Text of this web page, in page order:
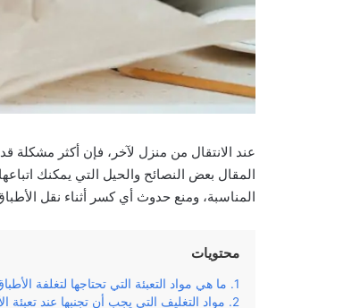
عند الانتقال من منزل لآخر، فإن أكثر
المقال بعض النصائح والحيل التي يمكنك
المناسبة، ومنع حدوث أي كسر أثناء نقل
محتويات
ما هي مواد التعبئة التي تحتاجها لتغلفة
مواد التغليف التي يجب أن تجنبها عند تعبئة